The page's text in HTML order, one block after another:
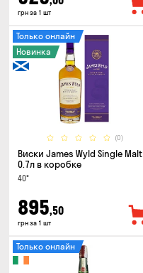
грн за 1 шт
(0)
Только онлайн
Новинка
Виски James Wyld Single Malt
0.7л в коробке
40°
895,50
грн за 1 шт
Только онлайн